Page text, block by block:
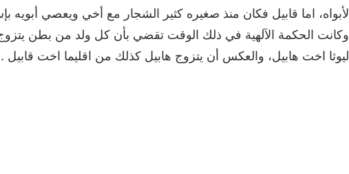
لأبواه، اما قابيل فكان منذ صغيره كثير الشجار مع أخي ويعصي
وكانت الحكمة الآلهية في ذلك الوقت تقضي بأن كل ولد من بطن
ليوثا اخت هابيل، والعكس أن يتزوج هابيل كذلك من اقليما اخت قابيل .